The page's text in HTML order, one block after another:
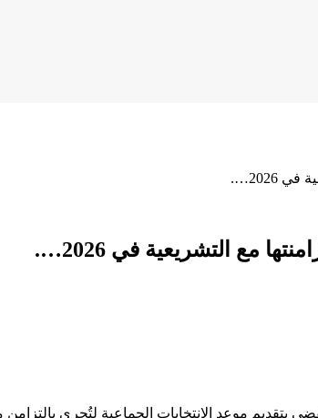
2026….
مع التشريعية في 2026….